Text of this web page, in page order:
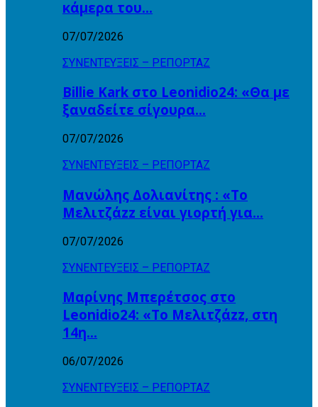
κάμερα του…
07/07/2026
ΣΥΝΕΝΤΕΥΞΕΙΣ – ΡΕΠΟΡΤΑΖ
Billie Kark στο Leonidio24: «Θα με
ξαναδείτε σίγουρα…
07/07/2026
ΣΥΝΕΝΤΕΥΞΕΙΣ – ΡΕΠΟΡΤΑΖ
Μανώλης Δολιανίτης : «Το
Μελιτζάzz είναι γιορτή για…
07/07/2026
ΣΥΝΕΝΤΕΥΞΕΙΣ – ΡΕΠΟΡΤΑΖ
Μαρίνης Μπερέτσος στο
Leonidio24: «Το Μελιτζάzz, στη
14η…
06/07/2026
ΣΥΝΕΝΤΕΥΞΕΙΣ – ΡΕΠΟΡΤΑΖ